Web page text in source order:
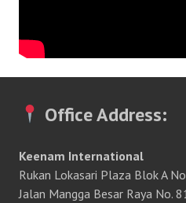
Office Address:
Keenam International
Rukan Lokasari Plaza Blok A
Jalan Mangga Besar Raya No.